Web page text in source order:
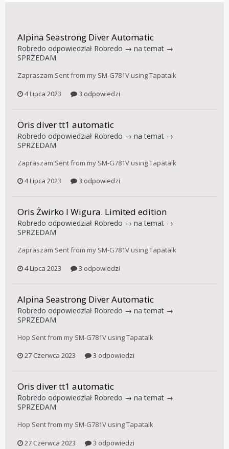
Alpina Seastrong Diver Automatic
Robredo odpowiedział Robredo → na temat →
SPRZEDAM
Zapraszam Sent from my SM-G781V using Tapatalk
4 Lipca 2023
3 odpowiedzi
Oris diver tt1 automatic
Robredo odpowiedział Robredo → na temat →
SPRZEDAM
Zapraszam Sent from my SM-G781V using Tapatalk
4 Lipca 2023
3 odpowiedzi
Oris Żwirko I Wigura. Limited edition
Robredo odpowiedział Robredo → na temat →
SPRZEDAM
Zapraszam Sent from my SM-G781V using Tapatalk
4 Lipca 2023
3 odpowiedzi
Alpina Seastrong Diver Automatic
Robredo odpowiedział Robredo → na temat →
SPRZEDAM
Hop Sent from my SM-G781V using Tapatalk
27 Czerwca 2023
3 odpowiedzi
Oris diver tt1 automatic
Robredo odpowiedział Robredo → na temat →
SPRZEDAM
Hop Sent from my SM-G781V using Tapatalk
27 Czerwca 2023
3 odpowiedzi